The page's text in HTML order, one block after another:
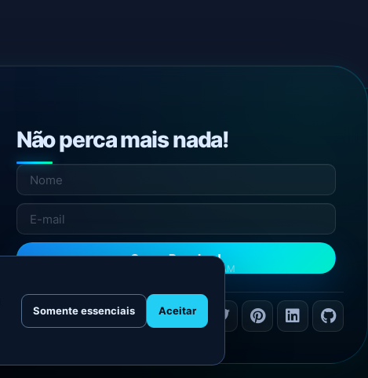
Não perca mais nada!
Quero Receber!
NÃO ENVIAMOS SPAM
Somente essenciais Aceitar